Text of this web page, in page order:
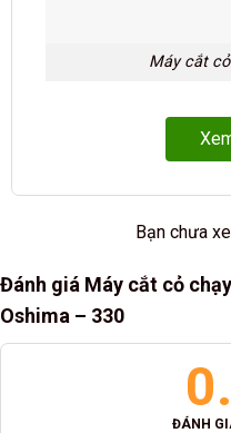
Máy cắt
Bạn chưa
Đánh giá Máy cắt cỏ
Oshima – 330
ĐÁNH